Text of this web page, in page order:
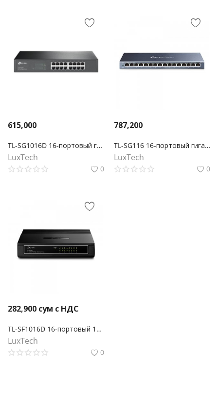
615,000
TL-SG1016D 16-портовый гигабитный настольный/монтируемый в стойку коммутатор
LuxTech
0
787,200
TL-SG116 16-портовый гигабитный настольный коммутатор
LuxTech
0
282,900 сум с НДС
TL-SF1016D 16-портовый 10/100 Мбит/с настольный коммутатор
LuxTech
0